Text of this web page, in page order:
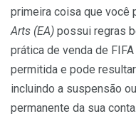
primeira coisa que você
Arts (EA) possui regras
prática de venda de
permitida e pode
incluindo a suspensão
permanente da sua conta.